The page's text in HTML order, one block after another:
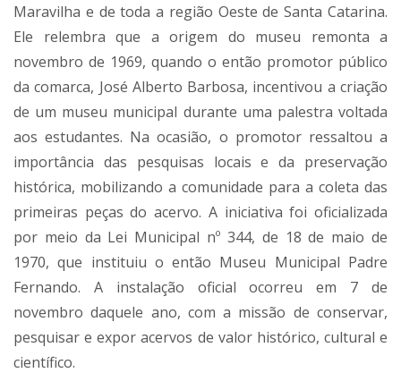
Maravilha e de toda a região Oeste de Santa Catarina.
Ele relembra que a origem do museu remonta a
novembro de 1969, quando o então promotor público
da comarca, José Alberto Barbosa, incentivou a criação
de um museu municipal durante uma palestra voltada
aos estudantes. Na ocasião, o promotor ressaltou a
importância das pesquisas locais e da preservação
histórica, mobilizando a comunidade para a coleta das
primeiras peças do acervo. A iniciativa foi oficializada
por meio da Lei Municipal nº 344, de 18 de maio de
1970, que instituiu o então Museu Municipal Padre
Fernando. A instalação oficial ocorreu em 7 de
novembro daquele ano, com a missão de conservar,
pesquisar e expor acervos de valor histórico, cultural e
científico.